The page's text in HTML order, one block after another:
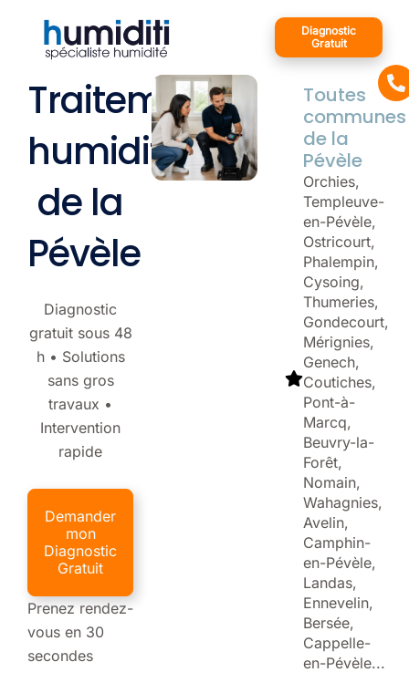
Diagnostic
Gratuit
Traitement
humidité
de la
Pévèle
Diagnostic
gratuit sous 48
h • Solutions
sans gros
travaux •
Intervention
rapide
Demander
mon
Diagnostic
Gratuit
Prenez rendez-
vous en 30
secondes
Toutes
communes
de la
Pévèle
Orchies,
Templeuve-
en-Pévèle,
Ostricourt,
Phalempin,
Cysoing,
Thumeries,
Gondecourt,
Mérignies,
Genech,
Coutiches,
Pont-à-
Marcq,
Beuvry-la-
Forêt,
Nomain,
Wahagnies,
Avelin,
Camphin-
en-Pévèle,
Landas,
Ennevelin,
Bersée,
Cappelle-
en-Pévèle...